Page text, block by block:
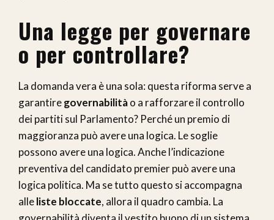
Una legge per governare
o per controllare?
La domanda vera è una sola: questa riforma serve a
garantiregovernabilitào a rafforzare il controllo
dei partiti sul Parlamento? Perché un premio di
maggioranza può avere una logica. Le soglie
possono avere una logica. Anche l’indicazione
preventiva del candidato premier può avere una
logica politica. Ma se tutto questo si accompagna
alleliste bloccate, allora il quadro cambia. La